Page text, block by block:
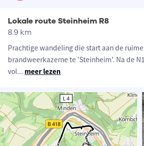
Lokale route Steinheim R8
8.9 km
Prachtige wandeling die start aan de
brandweerkazerne te 'Steinheim'. Na de
vol... meer lezen